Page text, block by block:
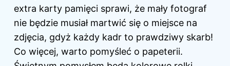
extra karty pamięci sprawi, że mały fotograf
nie będzie musiał martwić się o miejsce na
zdjęcia, gdyż każdy kadr to prawdziwy skarb!
Co więcej, warto pomyśleć o papeterii.